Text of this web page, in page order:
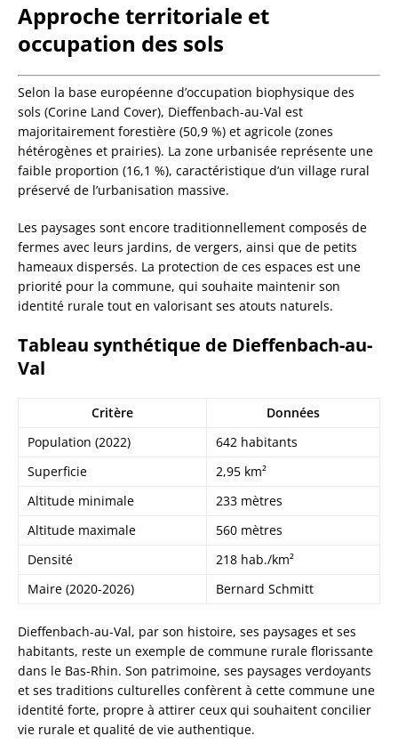
Approche territoriale et
occupation des sols
Selon la base européenne d’occupation biophysique des
sols (Corine Land Cover), Dieffenbach-au-Val est
majoritairement forestière (50,9 %) et agricole (zones
hétérogènes et prairies). La zone urbanisée représente une
faible proportion (16,1 %), caractéristique d’un village rural
préservé de l’urbanisation massive.
Les paysages sont encore traditionnellement composés de
fermes avec leurs jardins, de vergers, ainsi que de petits
hameaux dispersés. La protection de ces espaces est une
priorité pour la commune, qui souhaite maintenir son
identité rurale tout en valorisant ses atouts naturels.
Tableau synthétique de Dieffenbach-au-
Val
Critère
Données
Population (2022)
642 habitants
Superficie
2,95 km²
Altitude minimale
233 mètres
Altitude maximale
560 mètres
Densité
218 hab./km²
Maire (2020-2026)
Bernard Schmitt
Dieffenbach-au-Val, par son histoire, ses paysages et ses
habitants, reste un exemple de commune rurale florissante
dans le Bas-Rhin. Son patrimoine, ses paysages verdoyants
et ses traditions culturelles confèrent à cette commune une
identité forte, propre à attirer ceux qui souhaitent concilier
vie rurale et qualité de vie authentique.